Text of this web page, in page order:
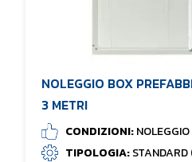
NOLEGGIO BOX
3 METRI
CONDIZIONI:NOLEGGIO
TIPOLOGIA: